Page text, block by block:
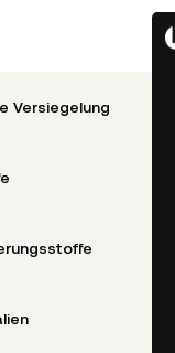
Versiegelung